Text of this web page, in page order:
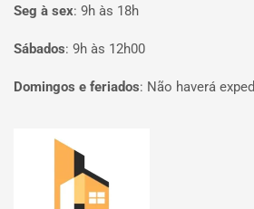
Seg à sex: 9h às 18h
Sábados: 9h às 12h00
Domingos e feriados: Não haverá
Página inicial